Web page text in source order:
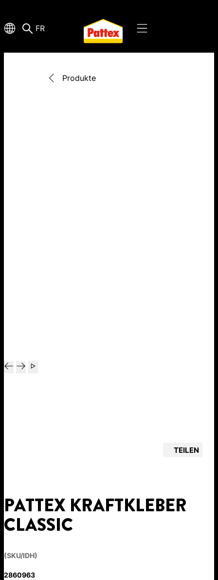
FR
Produkte
TEILEN
PATTEX KRAFTKLEBER
CLASSIC
(SKU/IDH)
2860963